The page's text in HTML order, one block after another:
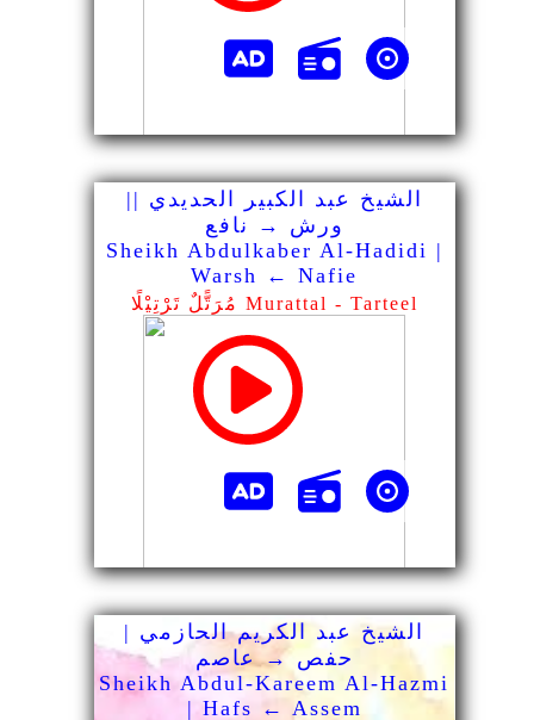
الشيخ عبد الكبير الحديدي ||
ورش → نافع
Sheikh Abdulkaber Al-Hadidi |
Warsh ← Nafie
مُرَتًّلٌ تَرْتِيْلًا Murattal - Tarteel
الشيخ عبد الكريم الحازمي |
حفص → عاصم
Sheikh Abdul-Kareem Al-Hazmi
| Hafs ← Assem